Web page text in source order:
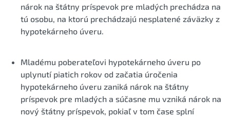
nárok na štátny príspevok pre mladých prechádza na
tú osobu, na ktorú prechádzajú nesplatené záväzky z
hypotekárneho úveru.
Mladému poberateľovi hypotekárneho úveru po
uplynutí piatich rokov od začatia úročenia
hypotekárneho úveru zaniká nárok na štátny
príspevok pre mladých a súčasne mu vzniká nárok na
nový štátny príspevok, pokiaľ v tom čase splní